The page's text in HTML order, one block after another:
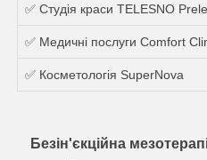
✅ Студія краси TELESNO
✅ Медичні послуги Comfort
✅ Косметологія SuperNova
Безін'єкційна